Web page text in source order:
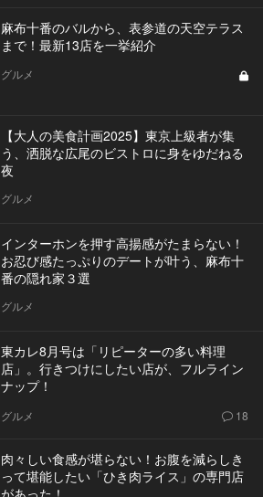
麻布十番のバルから、表参道の天空テラス
まで！最新13店を一挙紹介
グルメ
【大人の美食計画2025】東京上級者が集
う、洒脱な広尾のビストロに身をゆだねる
夜
グルメ
インターホンを押す高揚感がたまらない！
お忍び感たっぷりのデートが叶う、麻布十
番の隠れ家３選
グルメ
東カレ8月号は「リピーターの多い料理
店」。行きつけにしたい店が、フルライン
ナップ！
グルメ 18
肉々しい食感が堪らない！お腹を減らしき
って堪能したい「ひき肉ライス」の専門店
があった！